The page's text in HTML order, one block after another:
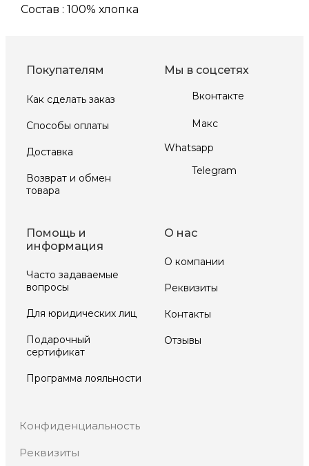
Состав : 100% хлопка
Покупателям
Как сделать заказ
Способы оплаты
Доставка
Возврат и обмен
товара
Мы в соцсетях
Вконтакте
Макс
Whatsapp
Telegram
Помощь и
информация
Часто задаваемые
вопросы
Для юридических лиц
Подарочный
сертификат
Программа лояльности
О нас
О компании
Реквизиты
Контакты
Отзывы
Конфиденциальность
Реквизиты